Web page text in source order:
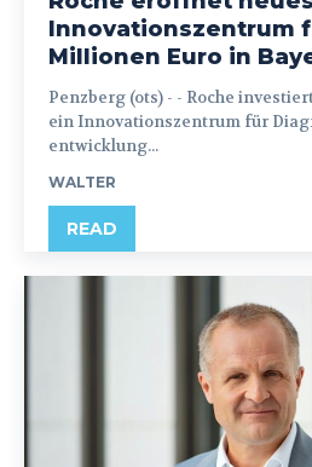
Innovationszentrum
Millionen Euro in
Penzberg (ots) - - Roche investiert 300 Millionen Euro in
ein Innovationszentrum für
entwicklung...
WALTER
READ